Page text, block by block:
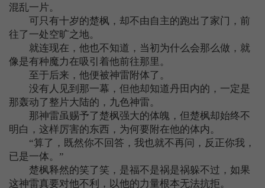
混乱一片。
可只有十岁的楚枫，却不由自主的跑出了家门，前
往了一处空旷之地。
就连现在，他也不知道，当初为什么会那么做，就
像是有种魔力在吸引着他前往那里。
至于后来，他便被神雷附体了。
没有人见到那一幕，但他却知道丹田内的，一定是
那轰动了整片大陆的，九色神雷。
那神雷虽赐予了楚枫强大的体魄，但楚枫却始终不
明白，这样厉害的东西，为何要附在他的体内。
“算了，既然你不回答，我也就不再问，反正你我，
已是一体。”
楚枫释然的笑了笑，是福不是祸是祸躲不过，如果
这神雷真要对他不利，以他的力量根本无法抗拒。